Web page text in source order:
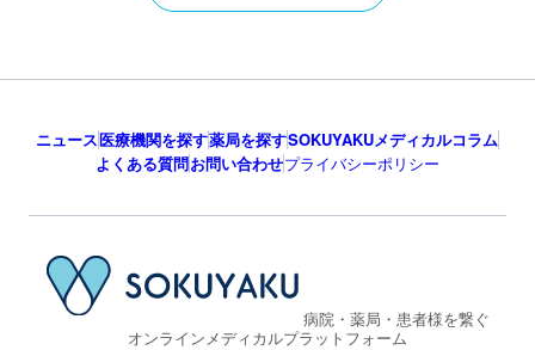
ニュース医療機関を探す薬局を探すSOKUYAKUメディカルコラム
よくある質問お問い合わせプライバシーポリシー
病院・薬局・患者様を繋ぐ
オンラインメディカルプラットフォーム